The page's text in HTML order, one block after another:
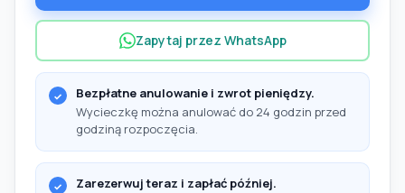
Zapytaj przez WhatsApp
Bezpłatne anulowanie i zwrot pieniędzy.
Wycieczkę można anulować do 24 godzin przed
godziną rozpoczęcia.
Zarezerwuj teraz i zapłać później.